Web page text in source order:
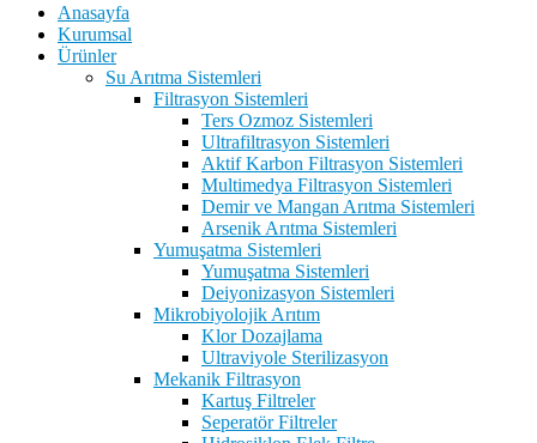
Anasayfa
Kurumsal
Ürünler
Su Arıtma Sistemleri
Filtrasyon Sistemleri
Ters Ozmoz Sistemleri
Ultrafiltrasyon Sistemleri
Aktif Karbon Filtrasyon Sistemleri
Multimedya Filtrasyon Sistemleri
Demir ve Mangan Arıtma Sistemleri
Arsenik Arıtma Sistemleri
Yumuşatma Sistemleri
Yumuşatma Sistemleri
Deiyonizasyon Sistemleri
Mikrobiyolojik Arıtım
Klor Dozajlama
Ultraviyole Sterilizasyon
Mekanik Filtrasyon
Kartuş Filtreler
Seperatör Filtreler